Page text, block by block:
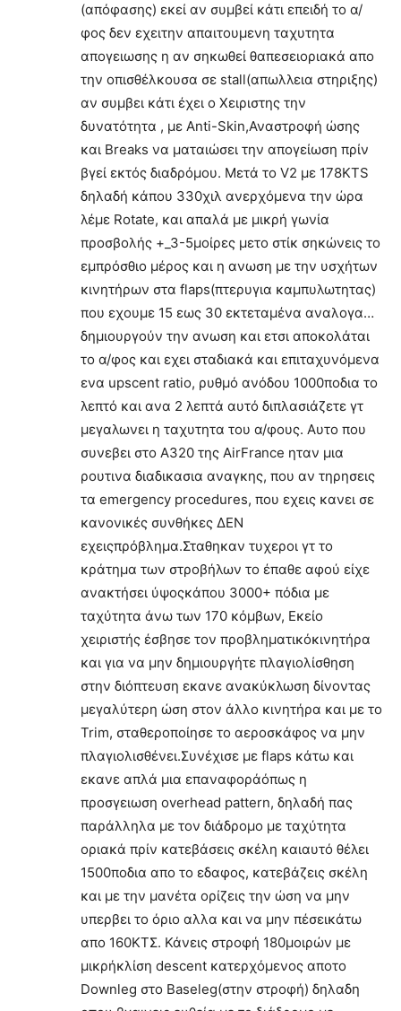
(απόφασης) εκεί αν συμβεί κάτι επειδή το α/
φος δεν εχειτην απαιτουμενη ταχυτητα
απογειωσης η αν σηκωθεί θαπεσειοριακά απο
την οπισθέλκουσα σε stall(απωλλεια στηριξης)
αν συμβει κάτι έχει ο Χειριστης την
δυνατότητα , με Anti-Skin,Αναστροφή ώσης
και Breaks να ματαιώσει την απογείωση πρίν
βγεί εκτός διαδρόμου. Μετά το V2 με 178KΤS
δηλαδή κάπου 330χιλ ανερχόμενα την ώρα
λέμε Rotate, και απαλά με μικρή γωνία
προσβολής +_3-5μοίρες μετο στίκ σηκώνεις το
εμπρόσθιο μέρος και η ανωση με την υσχήτων
κινητήρων στα flaps(πτερυγια καμπυλωτητας)
που εχουμε 15 εως 30 εκτεταμένα αναλογα…
δημιουργούν την ανωση και ετσι αποκολάται
το α/φος και εχει σταδιακά και επιταχυνόμενα
ενα upscent ratio, ρυθμό ανόδου 1000ποδια το
λεπτό και ανα 2 λεπτά αυτό διπλασιάζετε γτ
μεγαλωνει η ταχυτητα του α/φους. Αυτο που
συνεβει στο Α320 της AirFrance ηταν μια
ρουτινα διαδικασια αναγκης, που αν τηρησεις
τα emergency procedures, που εχεις κανει σε
κανονικές συνθήκες ΔΕΝ
εχειςπρόβλημα.Σταθηκαν τυχεροι γτ το
κράτημα των στροβήλων το έπαθε αφού είχε
ανακτήσει ύψοςκάπου 3000+ πόδια με
ταχύτητα άνω των 170 κόμβων, Εκείο
χειριστής έσβησε τον προβληματικόκινητήρα
και για να μην δημιουργήτε πλαγιολίσθηση
στην διόπτευση εκανε ανακύκλωση δίνοντας
μεγαλύτερη ώση στον άλλο κινητήρα και με το
Trim, σταθεροποίησε το αεροσκάφος να μην
πλαγιολισθένει.Συνέχισε με flaps κάτω και
εκανε απλά μια επαναφοράόπως η
προσγειωση overhead pattern, δηλαδή πας
παράλληλα με τον διάδρομο με ταχύτητα
οριακά πρίν κατεβάσεις σκέλη καιαυτό θέλει
1500ποδια απο το εδαφος, κατεβάζεις σκέλη
και με την μανέτα ορίζεις την ώση να μην
υπερβει το όριο αλλα και να μην πέσεικάτω
απο 160ΚΤΣ. Κάνεις στροφή 180μοιρών με
μικρήκλίση descent κατερχόμενος αποτο
Downleg στο Βaseleg(στην στροφή) δηλαδη